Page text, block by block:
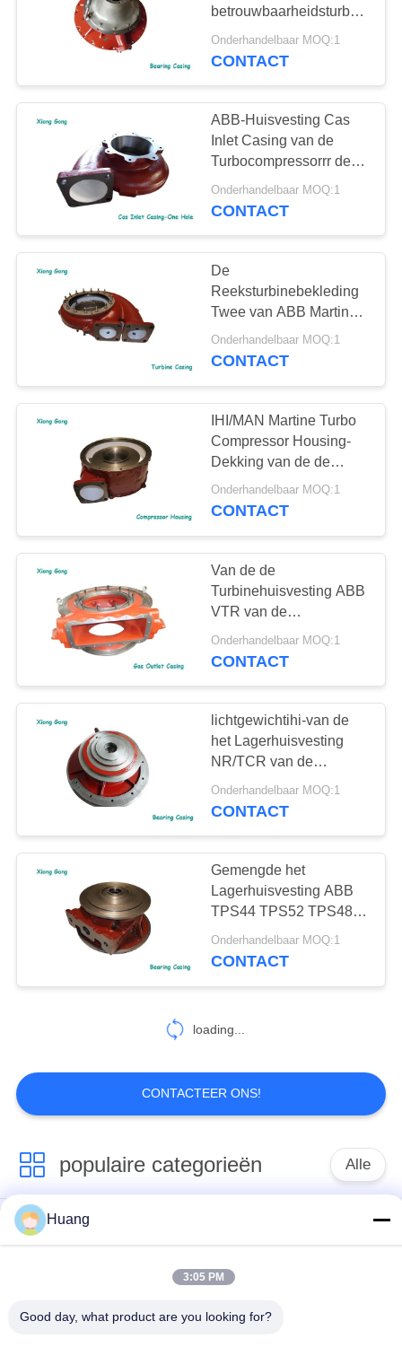
Huisvesting van de de
Reeksturbine van ABB
Onderhandelbaar MOQ:1
CONTACT
ABB-Huisvesting Cas
Inlet Casing van de
Turbocompressorrr de
Turbocompressor één
Gat
Onderhandelbaar MOQ:1
CONTACT
De
Reeksturbinebekleding
Twee van ABB Martine
Turbo Exhaust Housing
TPS Gat
Onderhandelbaar MOQ:1
CONTACT
IHI/MAN Martine Turbo
Compressor Housing-
Dekking van de de
Reeks de
Turbocompressor van
Onderhandelbaar MOQ:1
CONTACT
Van de de
Turbinehuisvesting ABB
VTR van de
schipdieselmotor Turbo
van het de
Onderhandelbaar MOQ:1
CONTACT
lichtgewichtihi-van de
het Lagerhuisvesting
NR/TCR van de
MENSENturbocompressor
de Reeks Dragend
Onderhandelbaar MOQ:1
CONTACT
Gemengde het
Lagerhuisvesting ABB
TPS44 TPS52 TPS48
TPS57 TPS50 TPS61
van de
Onderhandelbaar MOQ:1
CONTACT
loading...
CONTACTEER ONS!
populaire categorieën Alle
Marine Turbocharger
Parts
Turbocompressor
IHI-
ONTMOETE
Huang
3:05 PM
Good day, what product are you looking for?